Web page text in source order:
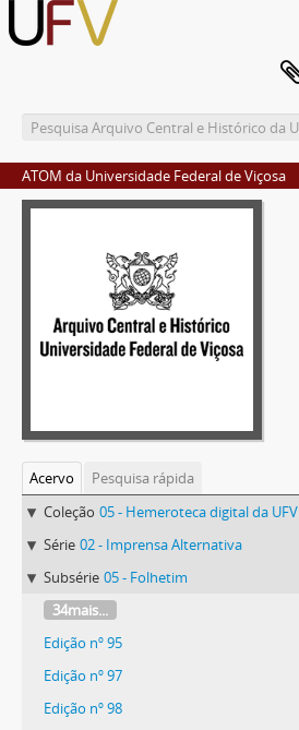
ATOM da Universidade Federal de Viçosa
Acervo
Pesquisa rápida
Coleção 05 - Hemeroteca digital da UFV
Série 02 - Imprensa Alternativa
Subsérie 05 - Folhetim
34mais...
Edição nº 95
Edição nº 97
Edição nº 98